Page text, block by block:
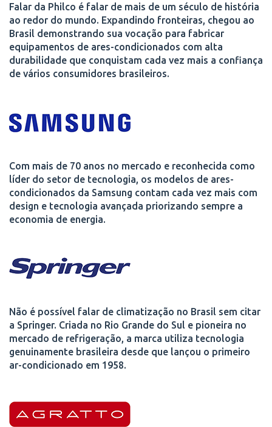
Falar da Philco é falar de mais de um século de história
ao redor do mundo. Expandindo fronteiras, chegou ao
Brasil demonstrando sua vocação para fabricar
equipamentos de ares-condicionados com alta
durabilidade que conquistam cada vez mais a confiança
de vários consumidores brasileiros.
Com mais de 70 anos no mercado e reconhecida como
líder do setor de tecnologia, os modelos de ares-
condicionados da Samsung contam cada vez mais com
design e tecnologia avançada priorizando sempre a
economia de energia.
Não é possível falar de climatização no Brasil sem citar
a Springer. Criada no Rio Grande do Sul e pioneira no
mercado de refrigeração, a marca utiliza tecnologia
genuinamente brasileira desde que lançou o primeiro
ar-condicionado em 1958.